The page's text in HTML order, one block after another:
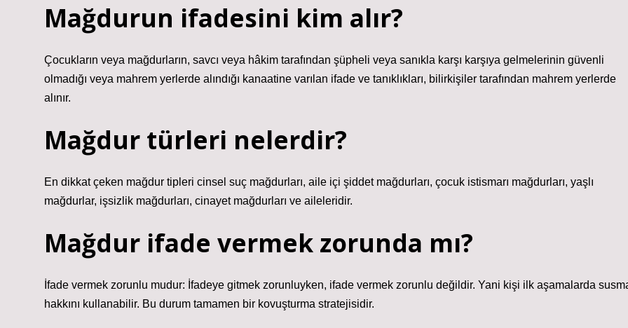
Mağdurun ifadesini kim alır?
Çocukların veya mağdurların, savcı veya hâkim tarafından şüpheli veya sanıkla karşı karşıya gelmelerinin güvenli
olmadığı veya mahrem yerlerde alındığı kanaatine varılan ifade ve tanıklıkları, bilirkişiler tarafından mahrem yerlerde
alınır.
Mağdur türleri nelerdir?
En dikkat çeken mağdur tipleri cinsel suç mağdurları, aile içi şiddet mağdurları, çocuk istismarı mağdurları, yaşlı
mağdurlar, işsizlik mağdurları, cinayet mağdurları ve aileleridir.
Mağdur ifade vermek zorunda mı?
İfade vermek zorunlu mudur: İfadeye gitmek zorunluyken, ifade vermek zorunlu değildir. Yani kişi ilk aşamalarda
hakkını kullanabilir. Bu durum tamamen bir kovuşturma stratejisidir.